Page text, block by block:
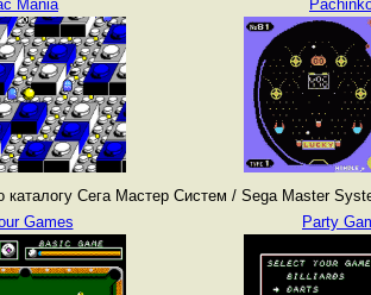
Mania
Сега Мастер Систем / Sega Master
Games
Party